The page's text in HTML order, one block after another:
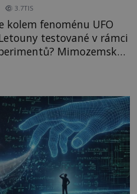
3.7TIS
kolem fenoménu UFO
testované v rámci
Mimozemské
nám neznámý úkol?
putující po mostech
vzrušeně diskutují